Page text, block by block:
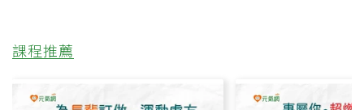
課程推薦